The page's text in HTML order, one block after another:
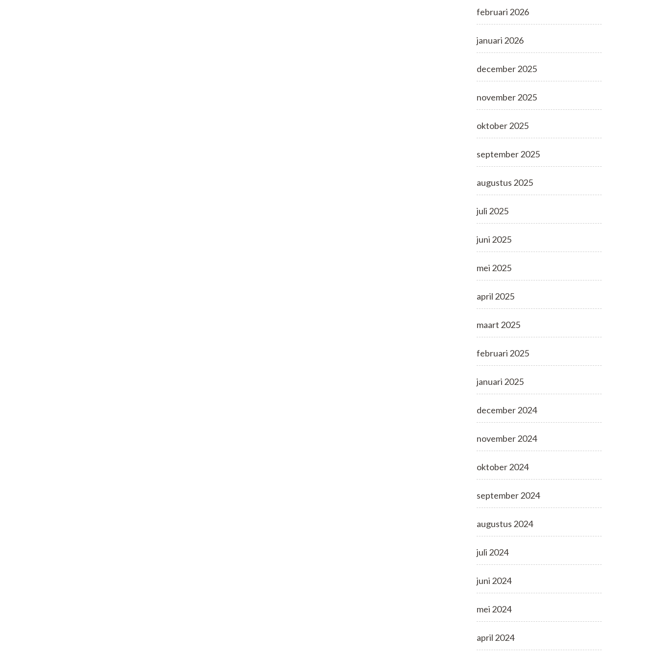
februari 2026
januari 2026
december 2025
november 2025
oktober 2025
september 2025
augustus 2025
juli 2025
juni 2025
mei 2025
april 2025
maart 2025
februari 2025
januari 2025
december 2024
november 2024
oktober 2024
september 2024
augustus 2024
juli 2024
juni 2024
mei 2024
april 2024